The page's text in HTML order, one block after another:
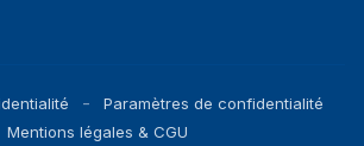
Paramètres de confidentialité
Mentions légales & CGU